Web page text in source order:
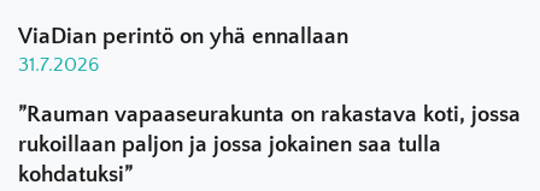
ViaDian perintö on yhä ennallaan
31.7.2026
”Rauman vapaaseurakunta on rakastava koti, jossa
rukoillaan paljon ja jossa jokainen saa tulla
kohdatuksi”